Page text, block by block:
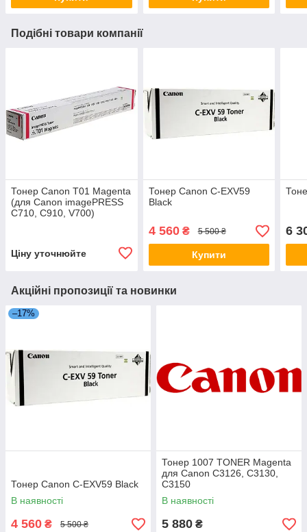
Подібні товари компанії
Тонер Canon T01 Magenta
(для Canon imagePRESS
C710, C910, V700)
Ціну уточнюйте
Тонер Canon C-EXV59
Black
4 560₴ 5 500 ₴
Купити
6
Акційні пропозиції та новинки
–17%
Тонер Canon C-EXV59 Black
В наявності
4 560 ₴ 5 500 ₴
Тонер 1007 TONER Magenta
для Canon C3126, C3130,
C3150
В наявності
5 880 ₴